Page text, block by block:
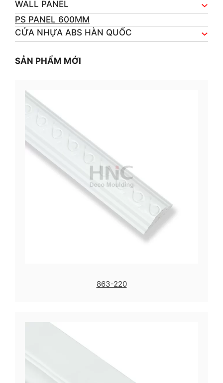
WALL PANEL
PS PANEL 600MM
CỬA NHỰA ABS HÀN QUỐC
SẢN PHẨM MỚI
863-220